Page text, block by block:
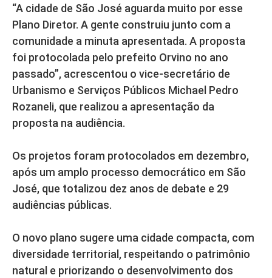
“A cidade de São José aguarda muito por esse
Plano Diretor. A gente construiu junto com a
comunidade a minuta apresentada. A proposta
foi protocolada pelo prefeito Orvino no ano
passado”, acrescentou o vice-secretário de
Urbanismo e Serviços Públicos Michael Pedro
Rozaneli, que realizou a apresentação da
proposta na audiência.
Os projetos foram protocolados em dezembro,
após um amplo processo democrático em São
José, que totalizou dez anos de debate e 29
audiências públicas.
O novo plano sugere uma cidade compacta, com
diversidade territorial, respeitando o patrimônio
natural e priorizando o desenvolvimento dos